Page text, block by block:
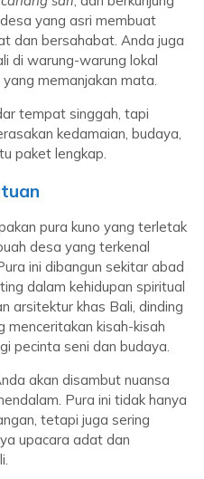
yang asri membuat
dan bersahabat. Anda juga
di warung-warung lokal
memanjakan mata.
tempat singgah, tapi
kedamaian, budaya,
paket lengkap.
pura kuno yang terletak
desa yang terkenal
ini dibangun sekitar abad
dalam kehidupan spiritual
arsitektur khas Bali, dinding
menceritakan kisah-kisah
pecinta seni dan budaya.
akan disambut nuansa
Pura ini tidak hanya
tetapi juga sering
upacara adat dan